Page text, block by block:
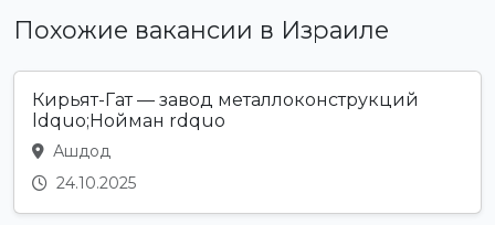
Похожие вакансии в Израиле
Кирьят-Гат — завод металлоконструкций
ldquo;Нойман rdquo
Ашдод
24.10.2025